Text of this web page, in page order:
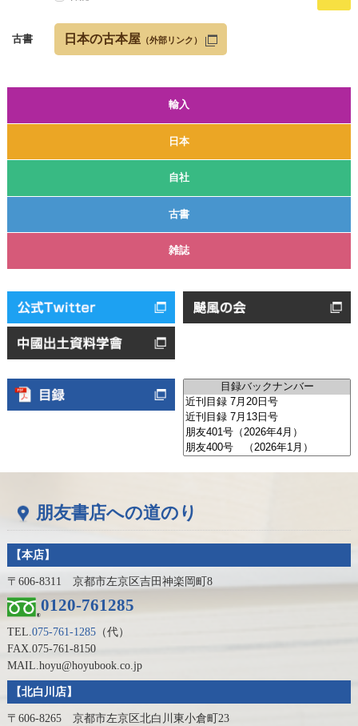
輸入
日本
自社
古書
雑誌
古書 日本の古本屋 （外部リンク）
朋友書店への道のり
【本店】
〒606-8311 京都市左京区吉田神楽岡町8
0120-761285
TEL.075-761-1285（代）
FAX.075-761-8150
MAIL.hoyu@hoyubook.co.jp
【北白川店】
〒606-8265 京都市左京区北白川東小倉町23